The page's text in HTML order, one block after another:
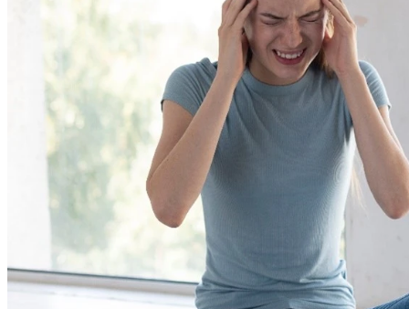
Falso techo de viruta de
Placas de escayola
Placas metálicas
Placas de yeso laminado
Placas de fibra de vidrio
Placas de fibra mineral
Placas de vinilo
Perfilería para techos
Perfiles para techo desmontable
Perfiles para techo fijo
Accesorios para techo
Pastas para techo
TRASDOSADOS
TABIQUES